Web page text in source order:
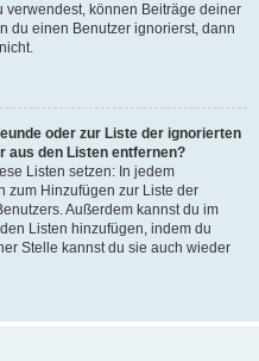
verwendest, können Beiträge deiner
du einen Benutzer ignorierst, dann
oder zur Liste der ignorierten
aus den Listen entfernen?
Listen setzen: In jedem
zum Hinzufügen zur Liste der
Außerdem kannst du im
Listen hinzufügen, indem du
Stelle kannst du sie auch wieder